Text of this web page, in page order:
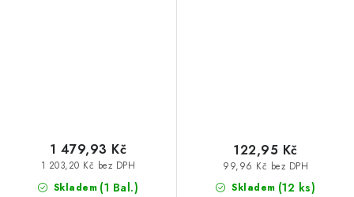
Skladem (1 Bal.)
1 203,20 Kč bez DPH
1 479,93 Kč
Skladem (12 ks)
99,96 Kč bez DPH
122,95 Kč